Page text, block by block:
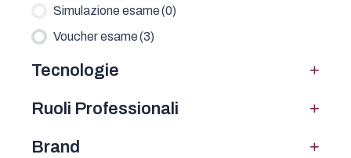
Simulazione esame(0)
Voucher esame(3)
Tecnologie +
Ruoli Professionali +
Brand +